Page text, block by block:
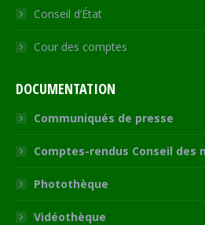
Conseil d’État
Cour des comptes
DOCUMENTATION
Communiqués de presse
Comptes-rendus Conseil des
Photothèque
Vidéothèque